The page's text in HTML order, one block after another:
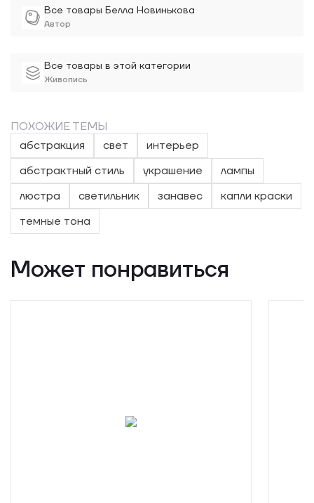
Все товары Белла Новинькова
Автор
Все товары в этой категории
Живопись
ПОХОЖИЕ ТЕМЫ
абстракция
свет
интерьер
абстрактный стиль
украшение
лампы
люстра
светильник занавес
капли краски
темные тона
Может понравиться